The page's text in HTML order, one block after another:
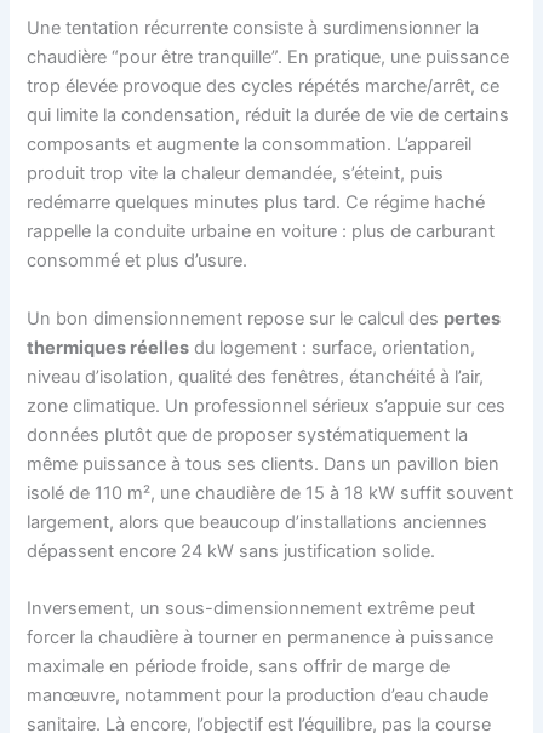
Une tentation récurrente consiste à surdimensionner la
chaudière “pour être tranquille”. En pratique, une puissance
trop élevée provoque des cycles répétés marche/arrêt, ce
qui limite la condensation, réduit la durée de vie de certains
composants et augmente la consommation. L’appareil
produit trop vite la chaleur demandée, s’éteint, puis
redémarre quelques minutes plus tard. Ce régime haché
rappelle la conduite urbaine en voiture : plus de carburant
consommé et plus d’usure.
Un bon dimensionnement repose sur le calcul des pertes
thermiques réelles du logement : surface, orientation,
niveau d’isolation, qualité des fenêtres, étanchéité à l’air,
zone climatique. Un professionnel sérieux s’appuie sur ces
données plutôt que de proposer systématiquement la
même puissance à tous ses clients. Dans un pavillon bien
isolé de 110 m², une chaudière de 15 à 18 kW suffit souvent
largement, alors que beaucoup d’installations anciennes
dépassent encore 24 kW sans justification solide.
Inversement, un sous-dimensionnement extrême peut
forcer la chaudière à tourner en permanence à puissance
maximale en période froide, sans offrir de marge de
manœuvre, notamment pour la production d’eau chaude
sanitaire. Là encore, l’objectif est l’équilibre, pas la course